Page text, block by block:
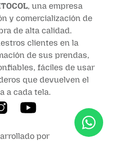
, una empresa
y comercialización de
de alta calidad.
clientes en la
de sus prendas,
fáciles de usar
que devuelven el
a cada tela.
por